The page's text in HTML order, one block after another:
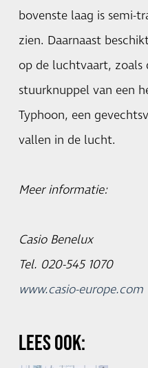
bovenste laag is semi-
zien. Daarnaast
op de luchtvaart, zoals
stuurknuppel van een
Typhoon, een
vallen in de lucht.
Meer informatie:
Casio Benelux
Tel. 020-545 1070
www.casio-europe.com
LEES OOK: